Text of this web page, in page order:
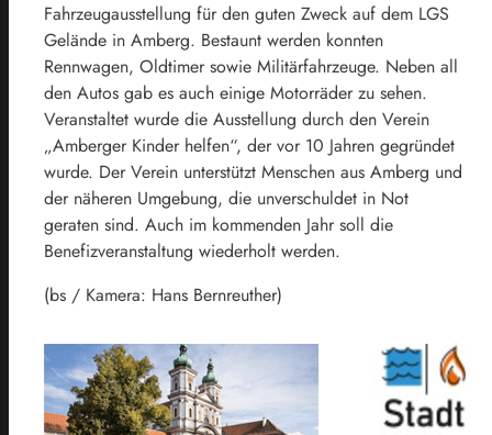
Fahrzeugausstellung für den guten Zweck auf dem LGS
Gelände in Amberg. Bestaunt werden konnten
Rennwagen, Oldtimer sowie Militärfahrzeuge. Neben all
den Autos gab es auch einige Motorräder zu sehen.
Veranstaltet wurde die Ausstellung durch den Verein
„Amberger Kinder helfen“, der vor 10 Jahren gegründet
wurde. Der Verein unterstützt Menschen aus Amberg und
der näheren Umgebung, die unverschuldet in Not
geraten sind. Auch im kommenden Jahr soll die
Benefizveranstaltung wiederholt werden.
(bs / Kamera: Hans Bernreuther)